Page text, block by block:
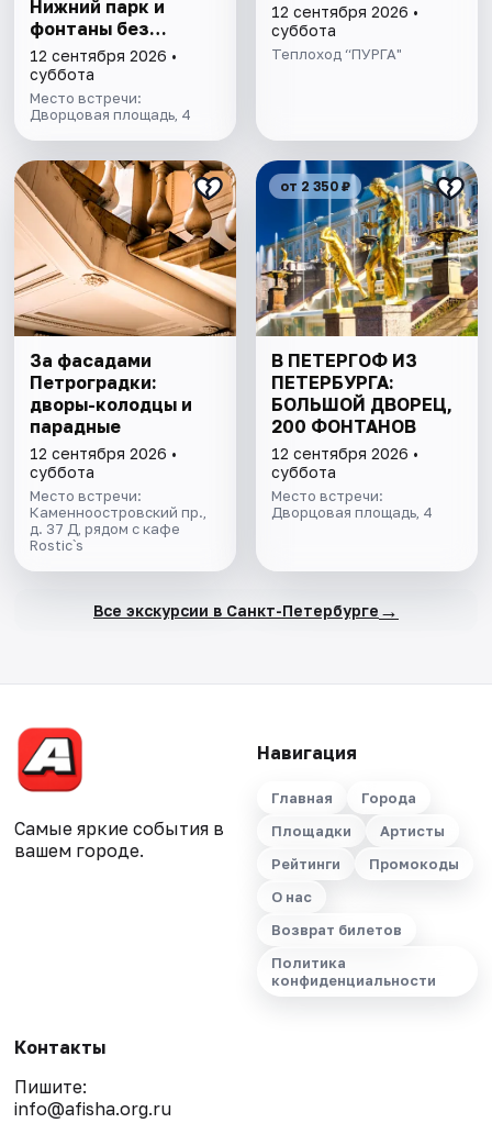
Нижний парк и
фонтаны без
очередей. Все
билеты включены
12 сентября 2026 •
суббота
Место встречи:
Дворцовая площадь, 4
12 сентября 2026 •
суббота
Теплоход “ПУРГА"
За фасадами
Петроградки:
дворы-колодцы и
парадные
12 сентября 2026 •
суббота
Место встречи:
Каменноостровский пр.,
д. 37 Д, рядом с кафе
Rostic`s
от 2 350 ₽
В ПЕТЕРГОФ ИЗ
ПЕТЕРБУРГА:
БОЛЬШОЙ ДВОРЕЦ,
200 ФОНТАНОВ
12 сентября 2026 •
суббота
Место встречи:
Дворцовая площадь, 4
Все экскурсии в Санкт-Петербурге →
Самые яркие события в
вашем городе.
Навигация
Главная
Города
Площадки
Артисты
Рейтинги
Промокоды
О нас
Возврат билетов
Политика
конфиденциальности
Контакты
Пишите:
info@afisha.org.ru